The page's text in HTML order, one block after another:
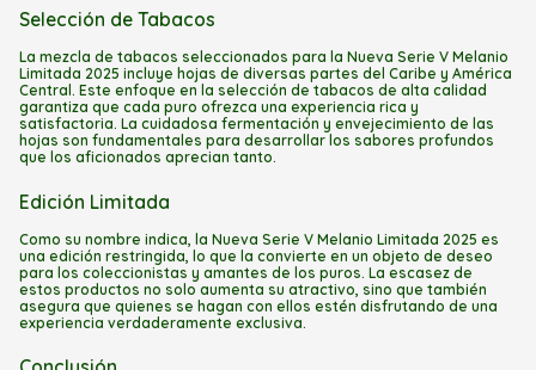
Selección de Tabacos
La mezcla de tabacos seleccionados para la Nueva Serie V Melanio
Limitada 2025 incluye hojas de diversas partes del Caribe y América
Central. Este enfoque en la selección de tabacos de alta calidad
garantiza que cada puro ofrezca una experiencia rica y
satisfactoria. La cuidadosa fermentación y envejecimiento de las
hojas son fundamentales para desarrollar los sabores profundos
que los aficionados aprecian tanto.
Edición Limitada
Como su nombre indica, la Nueva Serie V Melanio Limitada 2025 es
una edición restringida, lo que la convierte en un objeto de deseo
para los coleccionistas y amantes de los puros. La escasez de
estos productos no solo aumenta su atractivo, sino que también
asegura que quienes se hagan con ellos estén disfrutando de una
experiencia verdaderamente exclusiva.